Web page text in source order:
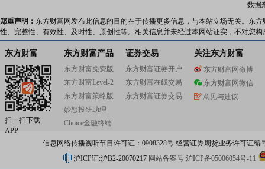
数据
郑重声明： 东方财富网发布此信息的目的在于传播更多信息，与本站立场无关。东
性、完整性、有效性、及时性、原创性等。相关信息并未经过本网站证实，不对您
东方财富
扫一扫下载
APP
东方财富产品
东方财富免费版
东方财富Level-2
东方财富策略版
妙想投研助理
Choice金融终端
证券交易
东方财富证券开户
东方财富在线交易
东方财富证券交易
关注东方财富
东方财富网微博
东方财富网微信
意见与建议
信息网络传播视听节目许可证：0908328号 经营证券期货业务许可证编
沪ICP证:沪B2-20070217 网站备案号:沪ICP备05006054号-11